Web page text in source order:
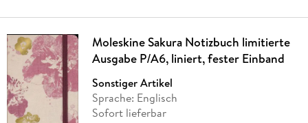
Moleskine Sakura Notizbuch limitierte
Ausgabe P/A6, liniert, fester Einband
Sonstiger Artikel
Sprache: Englisch
Sofort lieferbar